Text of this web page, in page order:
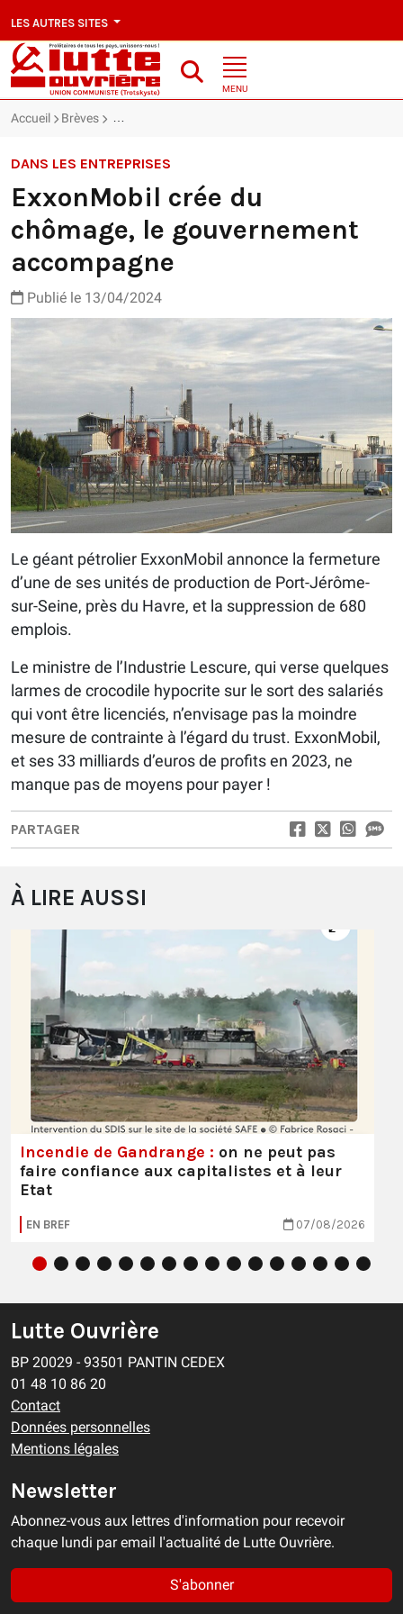
LES AUTRES SITES
MENU
Accueil Brèves ExxonMobil crée du chômage, le gouvernement
DANS LES ENTREPRISES
ExxonMobil crée du
chômage, le gouvernement
accompagne
Publié le 13/04/2024
Le géant pétrolier ExxonMobil annonce la fermeture
d’une de ses unités de production de Port-Jérôme-
sur-Seine, près du Havre, et la suppression de 680
emplois.
Le ministre de l’Industrie Lescure, qui verse quelques
larmes de crocodile hypocrite sur le sort des salariés
qui vont être licenciés, n’envisage pas la moindre
mesure de contrainte à l’égard du trust. ExxonMobil,
et ses 33 milliards d’euros de profits en 2023, ne
manque pas de moyens pour payer !
PARTAGER
À LIRE AUSSI
Incendie de Gandrange : on ne peut pas
faire confiance aux capitalistes et à leur
Etat
EN BREF 07/08/2026
Lutte Ouvrière
BP 20029 - 93501 PANTIN CEDEX
01 48 10 86 20
Contact
Données personnelles
Mentions légales
Newsletter
Abonnez-vous aux lettres d'information pour recevoir
chaque lundi par email l'actualité de Lutte Ouvrière.
S'abonner